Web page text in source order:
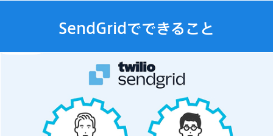
SendGridでできること